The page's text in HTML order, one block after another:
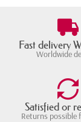
Fast delivery
Worldwide
Satisfied or
Returns possible